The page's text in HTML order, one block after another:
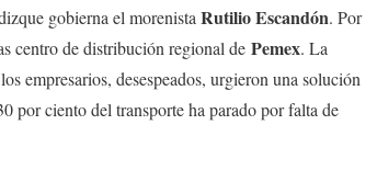
gobierna el morenistaRutilio Escandón. Por
centro de distribución regional de Pemex. La
empresarios, desespeados, urgieron una solución
por ciento del transporte ha parado por falta de